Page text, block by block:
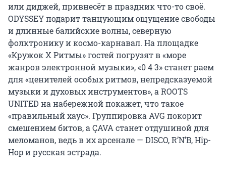
или диджей, привнесёт в праздник что-то своё.
ODYSSEY подарит танцующим ощущение свободы
и длинные балийские волны, северную
фолктронику и космо-карнавал. На площадке
«Кружок Х Ритмы» гостей погрузят в «море
жанров электронной музыки», «0 4 3» станет раем
для «ценителей особых ритмов, непредсказуемой
музыки и духовых инструментов», а ROOTS
UNITED на набережной покажет, что такое
«правильный хаус». Группировка AVG покорит
смешением битов, а ÇAVA станет отдушиной для
меломанов, ведь в их арсенале — DISCO, R’N’B, Hip-
Hop и русская эстрада.